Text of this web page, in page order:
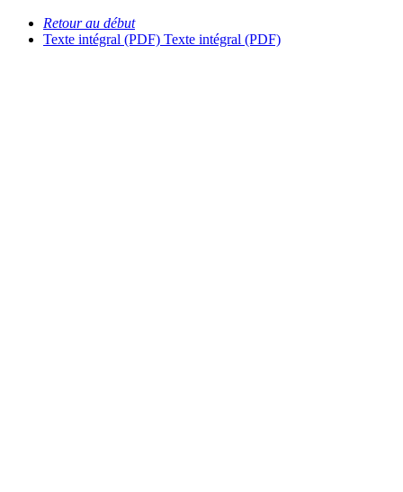
Retour au début
Texte intégral (PDF) Texte intégral (PDF)